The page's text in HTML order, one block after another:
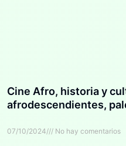
Cine Afro, historia y
afrodescendientes,
07/10/2024 No hay comentarios